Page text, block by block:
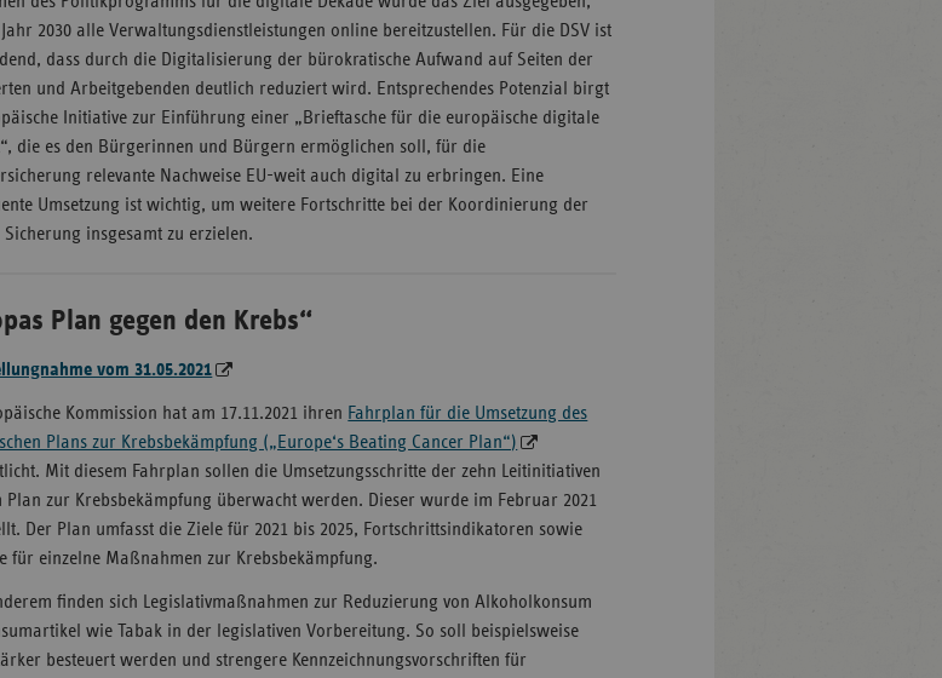
2030 alle Verwaltungsdienstleistungen online bereitzustellen. Für die DSV ist
dass durch die Digitalisierung der bürokratische Aufwand auf Seiten der
und Arbeitgebenden deutlich reduziert wird. Entsprechendes Potenzial birgt
Initiative zur Einführung einer „Brieftasche für die europäische digitale
die es den Bürgerinnen und Bürgern ermöglichen soll, für die
relevante Nachweise EU-weit auch digital zu erbringen. Eine
Umsetzung ist wichtig, um weitere Fortschritte bei der Koordinierung der
Sicherung insgesamt zu erzielen.
Plan gegen den Krebs“
vom 31.05.2021
Kommission hat am 17.11.2021 ihren Fahrplan für die Umsetzung des
Plans zur Krebsbekämpfung („Europe‘s Beating Cancer Plan“)
Mit diesem Fahrplan sollen die Umsetzungsschritte der zehn Leitinitiativen
Plan zur Krebsbekämpfung überwacht werden. Dieser wurde im Februar 2021
Der Plan umfasst die Ziele für 2021 bis 2025, Fortschrittsindikatoren sowie
für einzelne Maßnahmen zur Krebsbekämpfung.
finden sich Legislativmaßnahmen zur Reduzierung von Alkoholkonsum
wie Tabak in der legislativen Vorbereitung. So soll beispielsweise
besteuert werden und strengere Kennzeichnungsvorschriften für